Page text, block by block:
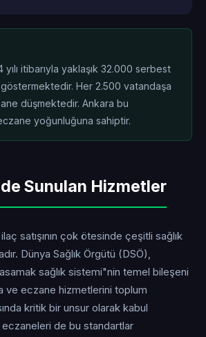
itibarıyla yaklaşık 32.000 serbest
Her 2.500 vatandaşa
düşmektedir. Ankara bu
yoğunluğuna sahiptir.
Sunulan Hizmetler
satışının çok ötesinde çeşitli sağlık
Dünya Sağlık Örgütü (DSÖ),
sağlık sistemi"nin temel bileşeni
ve eczane hizmetlerini toplum
kritik bir unsur olarak kabul
de bu standartlar